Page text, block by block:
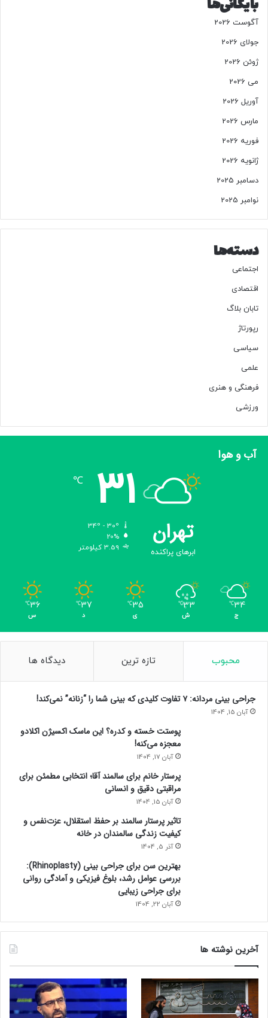
بایگانی‌ها
آگوست 2026
جولای 2026
ژوئن 2026
می 2026
آوریل 2026
مارس 2026
فوریه 2026
ژانویه 2026
دسامبر 2025
نوامبر 2025
دسته‌ها
اجتماعی
اقتصادی
تابان بلاگ
رپورتاژ
سیاسی
علمی
فرهنگی و هنری
ورزشی
آب و هوا
تهران
ابرهای پراکنده
31
℃
20%
3.59 کیلومتر
34
℃
ج
33
℃
ش
35
℃
ی
37
℃
د
36
℃
س
محبوب تازه ترین دیدگاه ها
جراحی بینی مردانه: ۷ تفاوت کلیدی که بینی شما را “زنانه” نمی‌کند!
آبان 15, 1404
پوستت خسته و کدره؟ این ماسک اکسیژن اکلادو
معجزه می‌کنه!
آبان 17, 1404
پرستار خانم برای سالمند آقا؛ انتخابی مطمئن برای
مراقبتی دقیق و انسانی
آبان 15, 1404
تاثیر پرستار سالمند بر حفظ استقلال، عزت‌نفس و
کیفیت زندگی سالمندان در خانه
آذر 5, 1404
بهترین سن برای جراحی بینی (Rhinoplasty):
بررسی عوامل رشد، بلوغ فیزیکی و آمادگی روانی
برای جراحی زیبایی
آبان 22, 1404
آخرین نوشته ها